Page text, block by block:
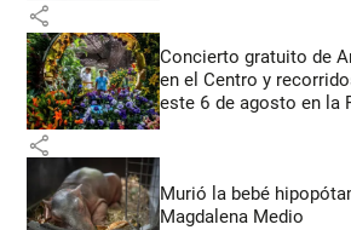
share
Concierto gratuito de
en el Centro y
este 6 de agosto en la
share
Murió la bebé
Magdalena Medio